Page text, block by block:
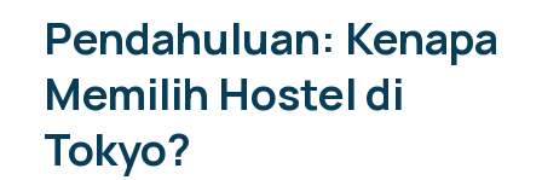
Pendahuluan: Kenapa
Memilih Hostel di
Tokyo?